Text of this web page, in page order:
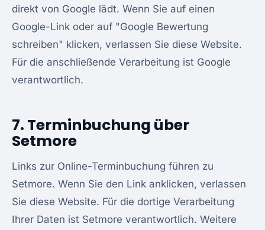
direkt von Google lädt. Wenn Sie auf einen
Google-Link oder auf "Google Bewertung
schreiben" klicken, verlassen Sie diese Website.
Für die anschließende Verarbeitung ist Google
verantwortlich.
7. Terminbuchung über
Setmore
Links zur Online-Terminbuchung führen zu
Setmore. Wenn Sie den Link anklicken, verlassen
Sie diese Website. Für die dortige Verarbeitung
Ihrer Daten ist Setmore verantwortlich. Weitere